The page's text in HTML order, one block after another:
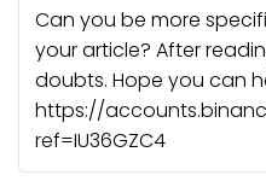
Can you be more
your article? After
doubts. Hope you can
https://
ref=IU36GZC4